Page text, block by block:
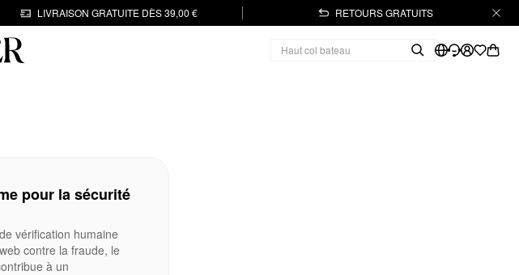
LIVRAISON GRATUITE DÈS 39,00 € RETOURS GRATUITS
pour la sécurité
vérification humaine
contre la fraude, le
à un